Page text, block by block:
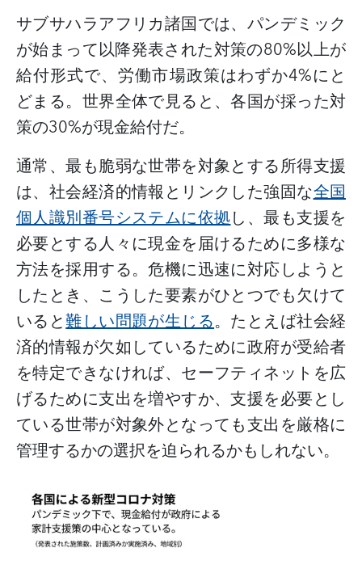
サブサハラアフリカ諸国では、パンデミック
が始まって以降発表された対策の80%以上が
給付形式で、労働市場政策はわずか4%にと
どまる。世界全体で見ると、各国が採った対
策の30%が現金給付だ。
通常、最も脆弱な世帯を対象とする所得支援
は、社会経済的情報とリンクした強固な全国
個人識別番号システムに依拠し、最も支援を
必要とする人々に現金を届けるために多様な
方法を採用する。危機に迅速に対応しようと
したとき、こうした要素がひとつでも欠けて
いると難しい問題が生じる。たとえば社会経
済的情報が欠如しているために政府が受給者
を特定できなければ、セーフティネットを広
げるために支出を増やすか、支援を必要とし
ている世帯が対象外となっても支出を厳格に
管理するかの選択を迫られるかもしれない。